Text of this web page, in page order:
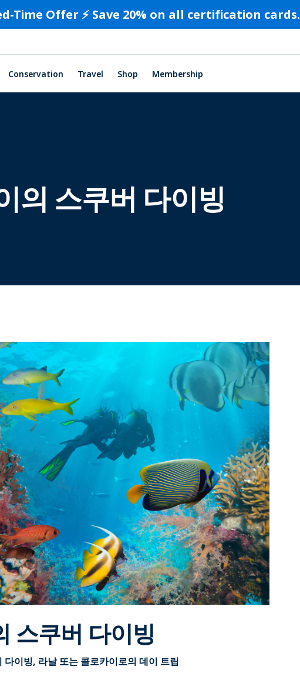
Time Offer ⚡️ Save 20% on all certification
Conservation Travel Shop Membership
의 스쿠버 다이빙
스쿠버 다이빙
이빙, 라날 또는 콜로카이로의 데이 트립